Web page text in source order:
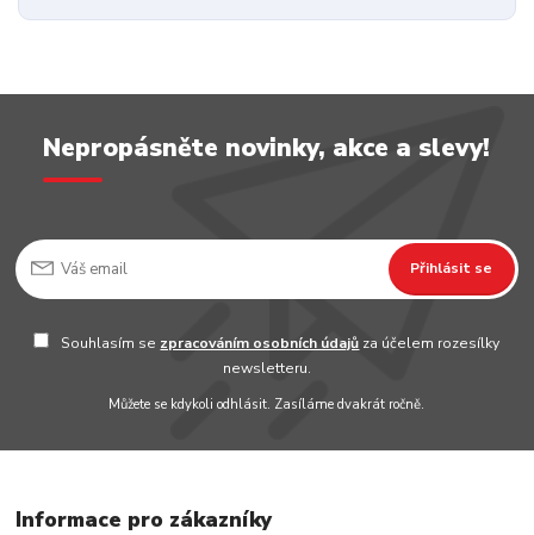
Nepropásněte novinky, akce a slevy!
Přihlásit se
Souhlasím se zpracováním osobních údajů za účelem rozesílky
newsletteru.
Můžete se kdykoli odhlásit. Zasíláme dvakrát ročně.
Informace pro zákazníky